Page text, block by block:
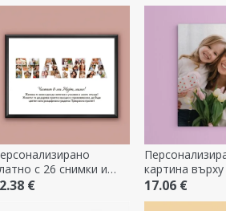
с 26 снимки и
- МАМА
€
картина
фотография
17.06 €